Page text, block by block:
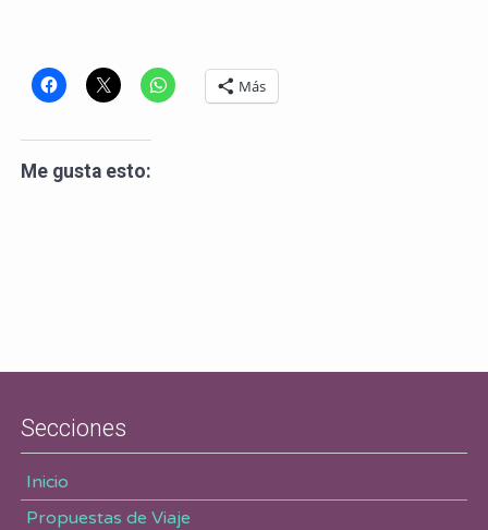
Más
Me gusta esto:
Secciones
Inicio
Propuestas de Viaje